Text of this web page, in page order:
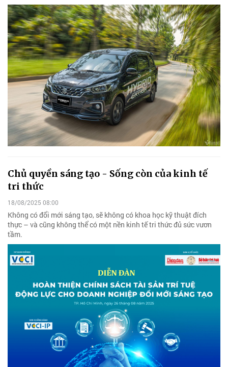
Chủ quyền sáng tạo - Sống còn của kinh tế
tri thức
18/08/2025 08:00
Không có đổi mới sáng tạo, sẽ không có khoa học kỹ thuật đích
thực – và cũng không thể có một nền kinh tế tri thức đủ sức vươn
tầm.